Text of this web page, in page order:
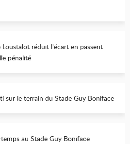
Loustalot réduit l'écart en passent
pénalité
sur le terrain du Stade Guy Boniface
au Stade Guy Boniface